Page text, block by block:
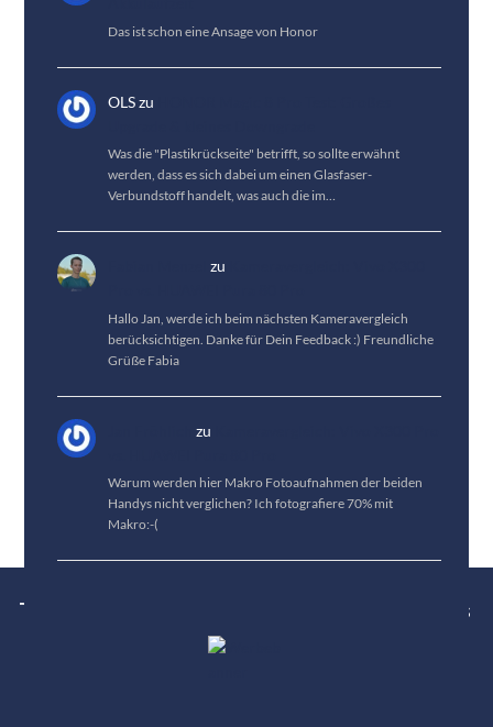
Das ist schon eine Ansage von Honor
OLSzu
Was die "Plastikrückseite" betrifft, so sollte erwähnt
werden, dass es sich dabei um einen Glasfaser-
Verbundstoff handelt, was auch die im…
zu
Hallo Jan, werde ich beim nächsten Kameravergleich
berücksichtigen. Danke für Dein Feedback :) Freundliche
Grüße Fabia
zu
Warum werden hier Makro Fotoaufnahmen der beiden
Handys nicht verglichen? Ich fotografiere 70% mit
Makro:-(
Tests
Über uns
Kontakt